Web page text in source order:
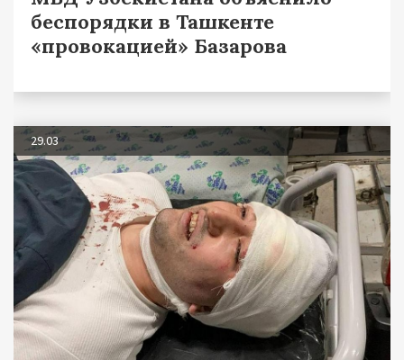
беспорядки в Ташкенте
«провокацией» Базарова
29.03